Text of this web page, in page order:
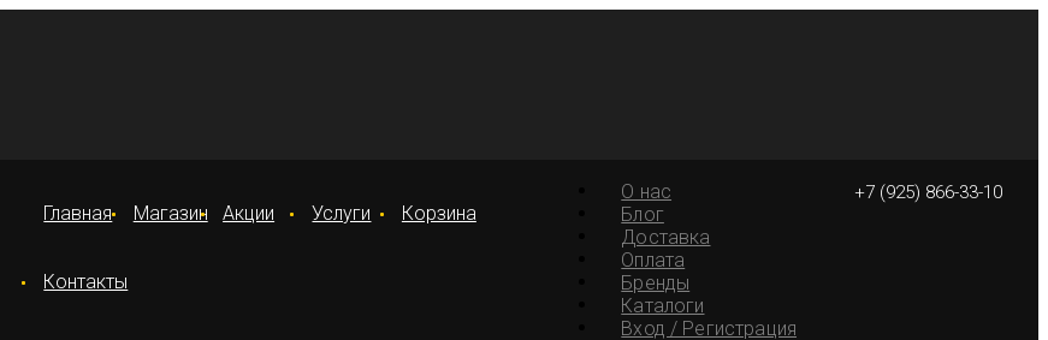
+7 (925) 866-33-10
О нас
Блог
Доставка
Оплата
Бренды
Каталоги
Вход / Регистрация
Главная Магазин Акции Услуги Корзина
Контакты